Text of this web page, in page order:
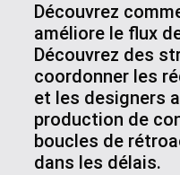
Découvrez
améliore le flux
Découvrez des
coordonner les
et les designers
production de
boucles de
dans les délais.